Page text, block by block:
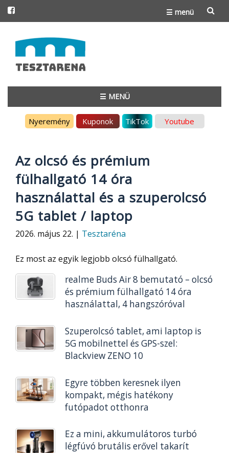
☰ menü
to
content
☰ MENÜ
Nyeremény Kuponok TikTok Youtube
Az olcsó és prémium
fülhallgató 14 óra
használattal és a szuperolcsó
5G tablet / laptop
2026. május 22. | Tesztaréna
Ez most az egyik legjobb olcsó fülhallgató.
realme Buds Air 8 bemutató – olcsó
és prémium fülhallgató 14 óra
használattal, 4 hangszóróval
Szuperolcsó tablet, ami laptop is
5G mobilnettel és GPS-szel:
Blackview ZENO 10
Egyre többen keresnek ilyen
kompakt, mégis hatékony
futópadot otthonra
Ez a mini, akkumulátoros turbó
légfúvó brutális erővel takarít